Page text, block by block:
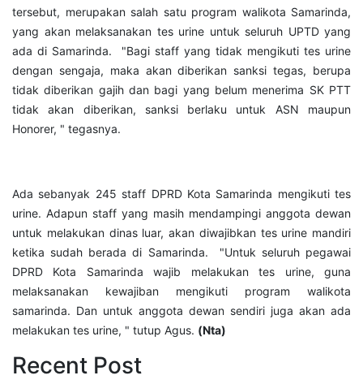
tersebut, merupakan salah satu program walikota Samarinda,
yang akan melaksanakan tes urine untuk seluruh UPTD yang
ada di Samarinda. "Bagi staff yang tidak mengikuti tes urine
dengan sengaja, maka akan diberikan sanksi tegas, berupa
tidak diberikan gajih dan bagi yang belum menerima SK PTT
tidak akan diberikan, sanksi berlaku untuk ASN maupun
Honorer, " tegasnya.
Ada sebanyak 245 staff DPRD Kota Samarinda mengikuti tes
urine. Adapun staff yang masih mendampingi anggota dewan
untuk melakukan dinas luar, akan diwajibkan tes urine mandiri
ketika sudah berada di Samarinda. "Untuk seluruh pegawai
DPRD Kota Samarinda wajib melakukan tes urine, guna
melaksanakan kewajiban mengikuti program walikota
samarinda. Dan untuk anggota dewan sendiri juga akan ada
melakukan tes urine, " tutup Agus. (Nta)
Recent Post